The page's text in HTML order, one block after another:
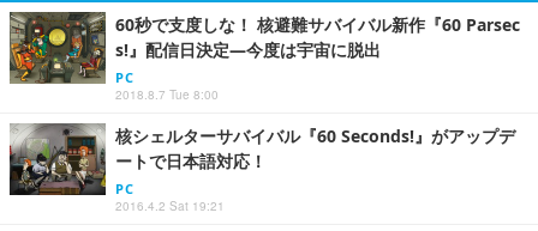
60秒で支度しな！ 核避難サバイバル新作『60 Parsec
s!』配信日決定―今度は宇宙に脱出
PC
2018.8.7 Tue 8:00
核シェルターサバイバル『60 Seconds!』がアップデ
ートで日本語対応！
PC
2016.4.2 Sat 19:21